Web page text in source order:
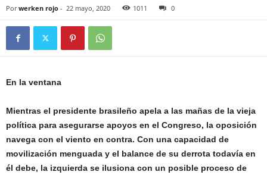
Por werken rojo - 22 mayo, 2020 1011 0
En la ventana
Mientras el presidente brasileño apela a las mañas de la vieja
política para asegurarse apoyos en el Congreso, la oposición
navega con el viento en contra. Con una capacidad de
movilización menguada y el balance de su derrota todavía en
él debe, la izquierda se ilusiona con un posible proceso de